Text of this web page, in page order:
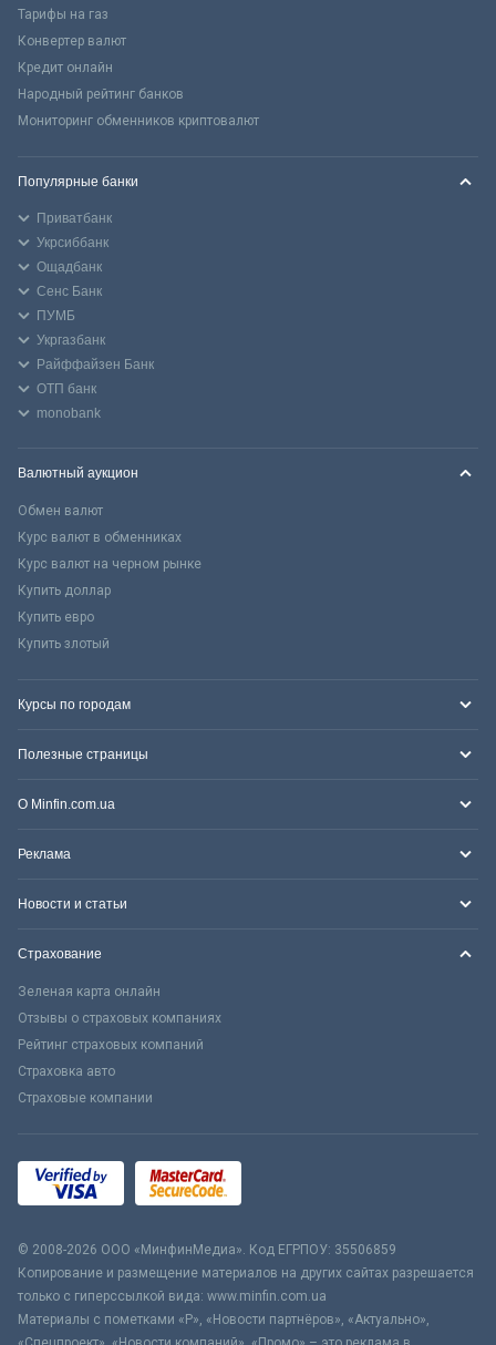
Тарифы на газ
Конвертер валют
Кредит онлайн
Народный рейтинг банков
Мониторинг обменников криптовалют
Популярные банки
Приватбанк
Укрсиббанк
Ощадбанк
Сенс Банк
ПУМБ
Укргазбанк
Райффайзен Банк
ОТП банк
monobank
Валютный аукцион
Обмен валют
Курс валют в обменниках
Курс валют на черном рынке
Купить доллар
Купить евро
Купить злотый
Курсы по городам
Полезные страницы
О Minfin.com.ua
Реклама
Новости и статьи
Страхование
Зеленая карта онлайн
Отзывы о страховых компаниях
Рейтинг страховых компаний
Страховка авто
Страховые компании
© 2008-2026 ООО «МинфинМедиа». Код ЕГРПОУ: 35506859
Копирование и размещение материалов на других сайтах разрешается
только с гиперссылкой вида: www.minfin.com.ua
Материалы с пометками «Р», «Новости партнёров», «Актуально»,